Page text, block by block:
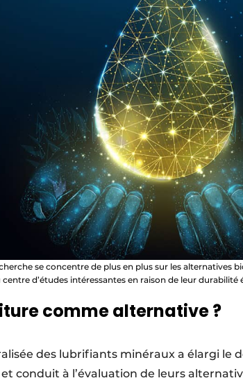
se concentre de plus en plus sur les alternatives
d’études intéressantes en raison de leur durabilité
comme alternative ?
des lubrifiants minéraux a élargi le
conduit à l’évaluation de leurs